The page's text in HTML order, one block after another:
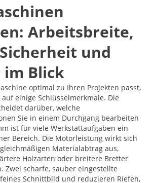
Arbeitsbreite,
und
Blick
optimal zu Ihren Projekten passt,
einige Schlüsselmerkmale. Die
darüber, welche
Sie in einem Durchgang bearbeiten
ist für viele Werkstattaufgaben ein
Bereich. Die Motorleistung wirkt sich
Materialabtrag aus,
Holzarten oder breitere Bretter
Zwei scharfe, sauber eingestellte
Schnittbild und reduzieren Riefen,